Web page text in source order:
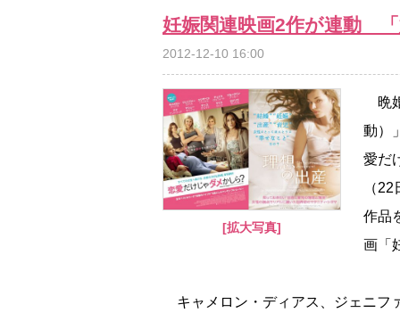
妊娠関連映画2作が連動
2012-12-10 16:00
[拡大写真]
晩
動）
愛だ
（
作品
画「
キャメロン・ディアス、ジェニフ